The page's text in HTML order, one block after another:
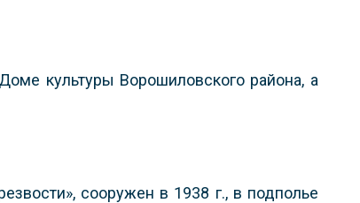
культуры Ворошиловского района, а
сооружен в 1938 г., в подполье